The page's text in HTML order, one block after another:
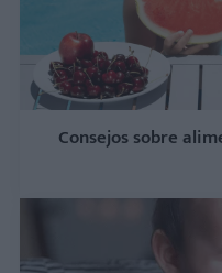
Consejos sobre